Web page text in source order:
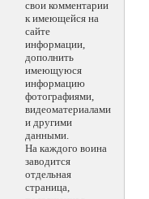
свои комментарии
к имеющейся на
сайте
информации,
дополнить
имеющуюся
информацию
фотографиями,
видеоматериалами
и другими
данными.
На каждого воина
заводится
отдельная
страница,